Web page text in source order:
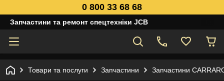
0 800 33 68 68
Запчастини та ремонт спецтехніки JCB
Товари та послуги Запчастини Запчастини